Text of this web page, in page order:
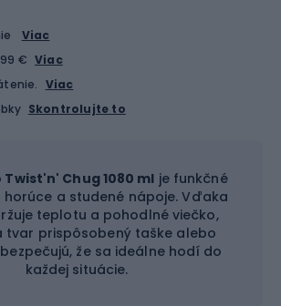
Viac
€ Viac
Viac
Skontrolujte to
Twist'n' Chug 1080 ml je funkčné
a studené nápoje. Vďaka
teplotu a pohodlné viečko,
tvar prispôsobený taške alebo
že sa ideálne hodí do
každej situácie.